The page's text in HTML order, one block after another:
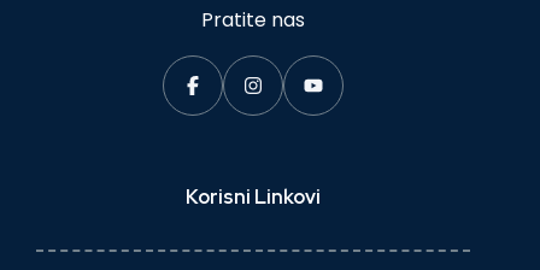
Pratite nas
Korisni Linkovi